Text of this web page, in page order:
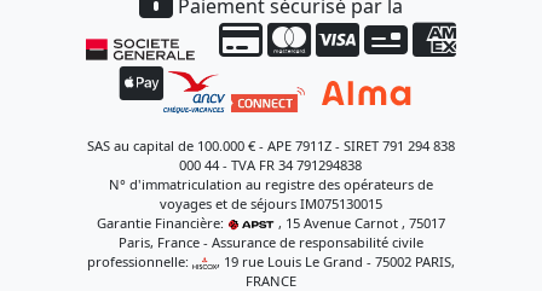
Paiement sécurisé par la
SAS au capital de 100.000 € - APE 7911Z - SIRET 791 294 838
000 44 - TVA FR 34 791294838
N° d'immatriculation au registre des opérateurs de
voyages et de séjours IM075130015
Garantie Financière:
, 15 Avenue Carnot , 75017
Paris, France - Assurance de responsabilité civile
professionnelle:
, 19 rue Louis Le Grand - 75002 PARIS,
FRANCE